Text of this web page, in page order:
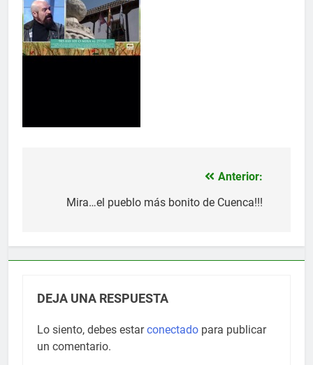
Anterior:
Mira…el pueblo más bonito de Cuenca!!!
DEJA UNA RESPUESTA
Lo siento, debes estarconectado para publicar
un comentario.